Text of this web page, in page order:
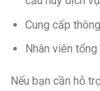
Cung cấp
Nhân viên
Nếu bạn cần hỗ